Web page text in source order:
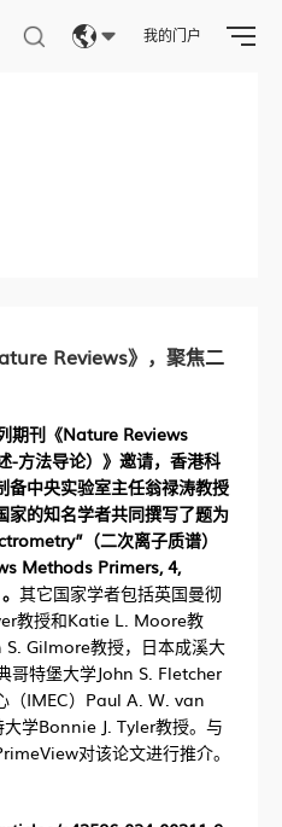
我的门户
Reviews》，聚焦二
期刊《Nature Reviews
方法导论）》邀请，香港科
备中央实验室主任翁禄涛教授
家的知名学者共同撰写了题为
（二次离子质谱）
Methods Primers, 4,
其它国家学者包括英国曼彻
教授和Katie L. Moore教
Gilmore教授，日本成溪大
特堡大学John S. Fletcher
（IMEC）Paul A. W. van
学Bonnie J. Tyler教授。与
对该论文进行推介。